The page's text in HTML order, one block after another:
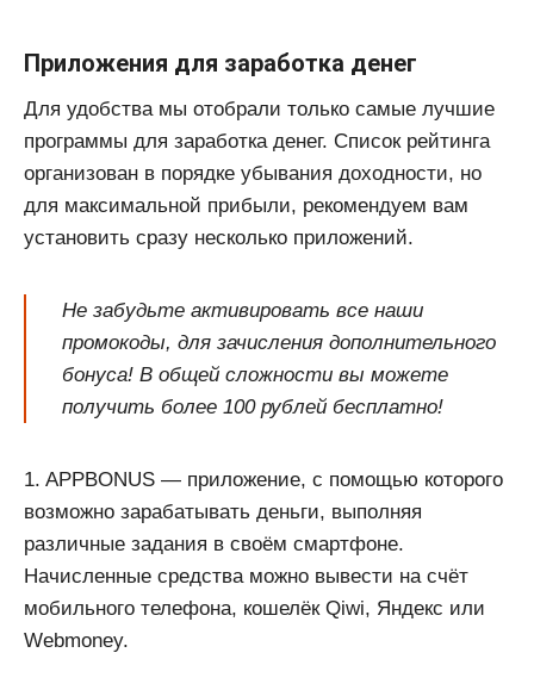
Приложения для заработка денег
Для удобства мы отобрали только самые лучшие
программы для заработка денег. Список рейтинга
организован в порядке убывания доходности, но
для максимальной прибыли, рекомендуем вам
установить сразу несколько приложений.
Не забудьте активировать все наши
промокоды, для зачисления дополнительного
бонуса! В общей сложности вы можете
получить более 100 рублей бесплатно!
1. APPBONUS — приложение, с помощью которого
возможно зарабатывать деньги, выполняя
различные задания в своём смартфоне.
Начисленные средства можно вывести на счёт
мобильного телефона, кошелёк Qiwi, Яндекс или
Webmoney.